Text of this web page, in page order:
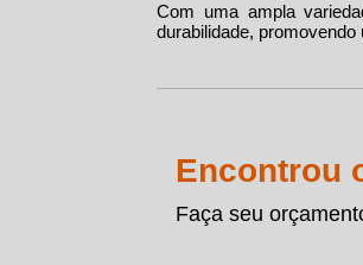
Com uma ampla
durabilidade,
Encontrou
Faça seu